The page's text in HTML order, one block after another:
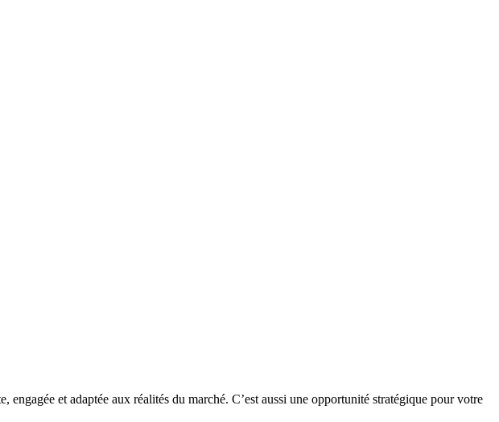
et adaptée aux réalités du marché. C’est aussi une opportunité stratégique pour votre